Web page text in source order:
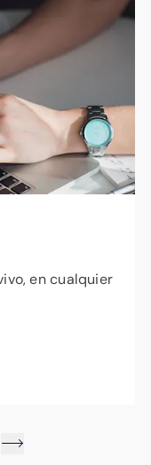
en
Walgreens,
pueda pagar
la manera
sucursal de
en cualquier